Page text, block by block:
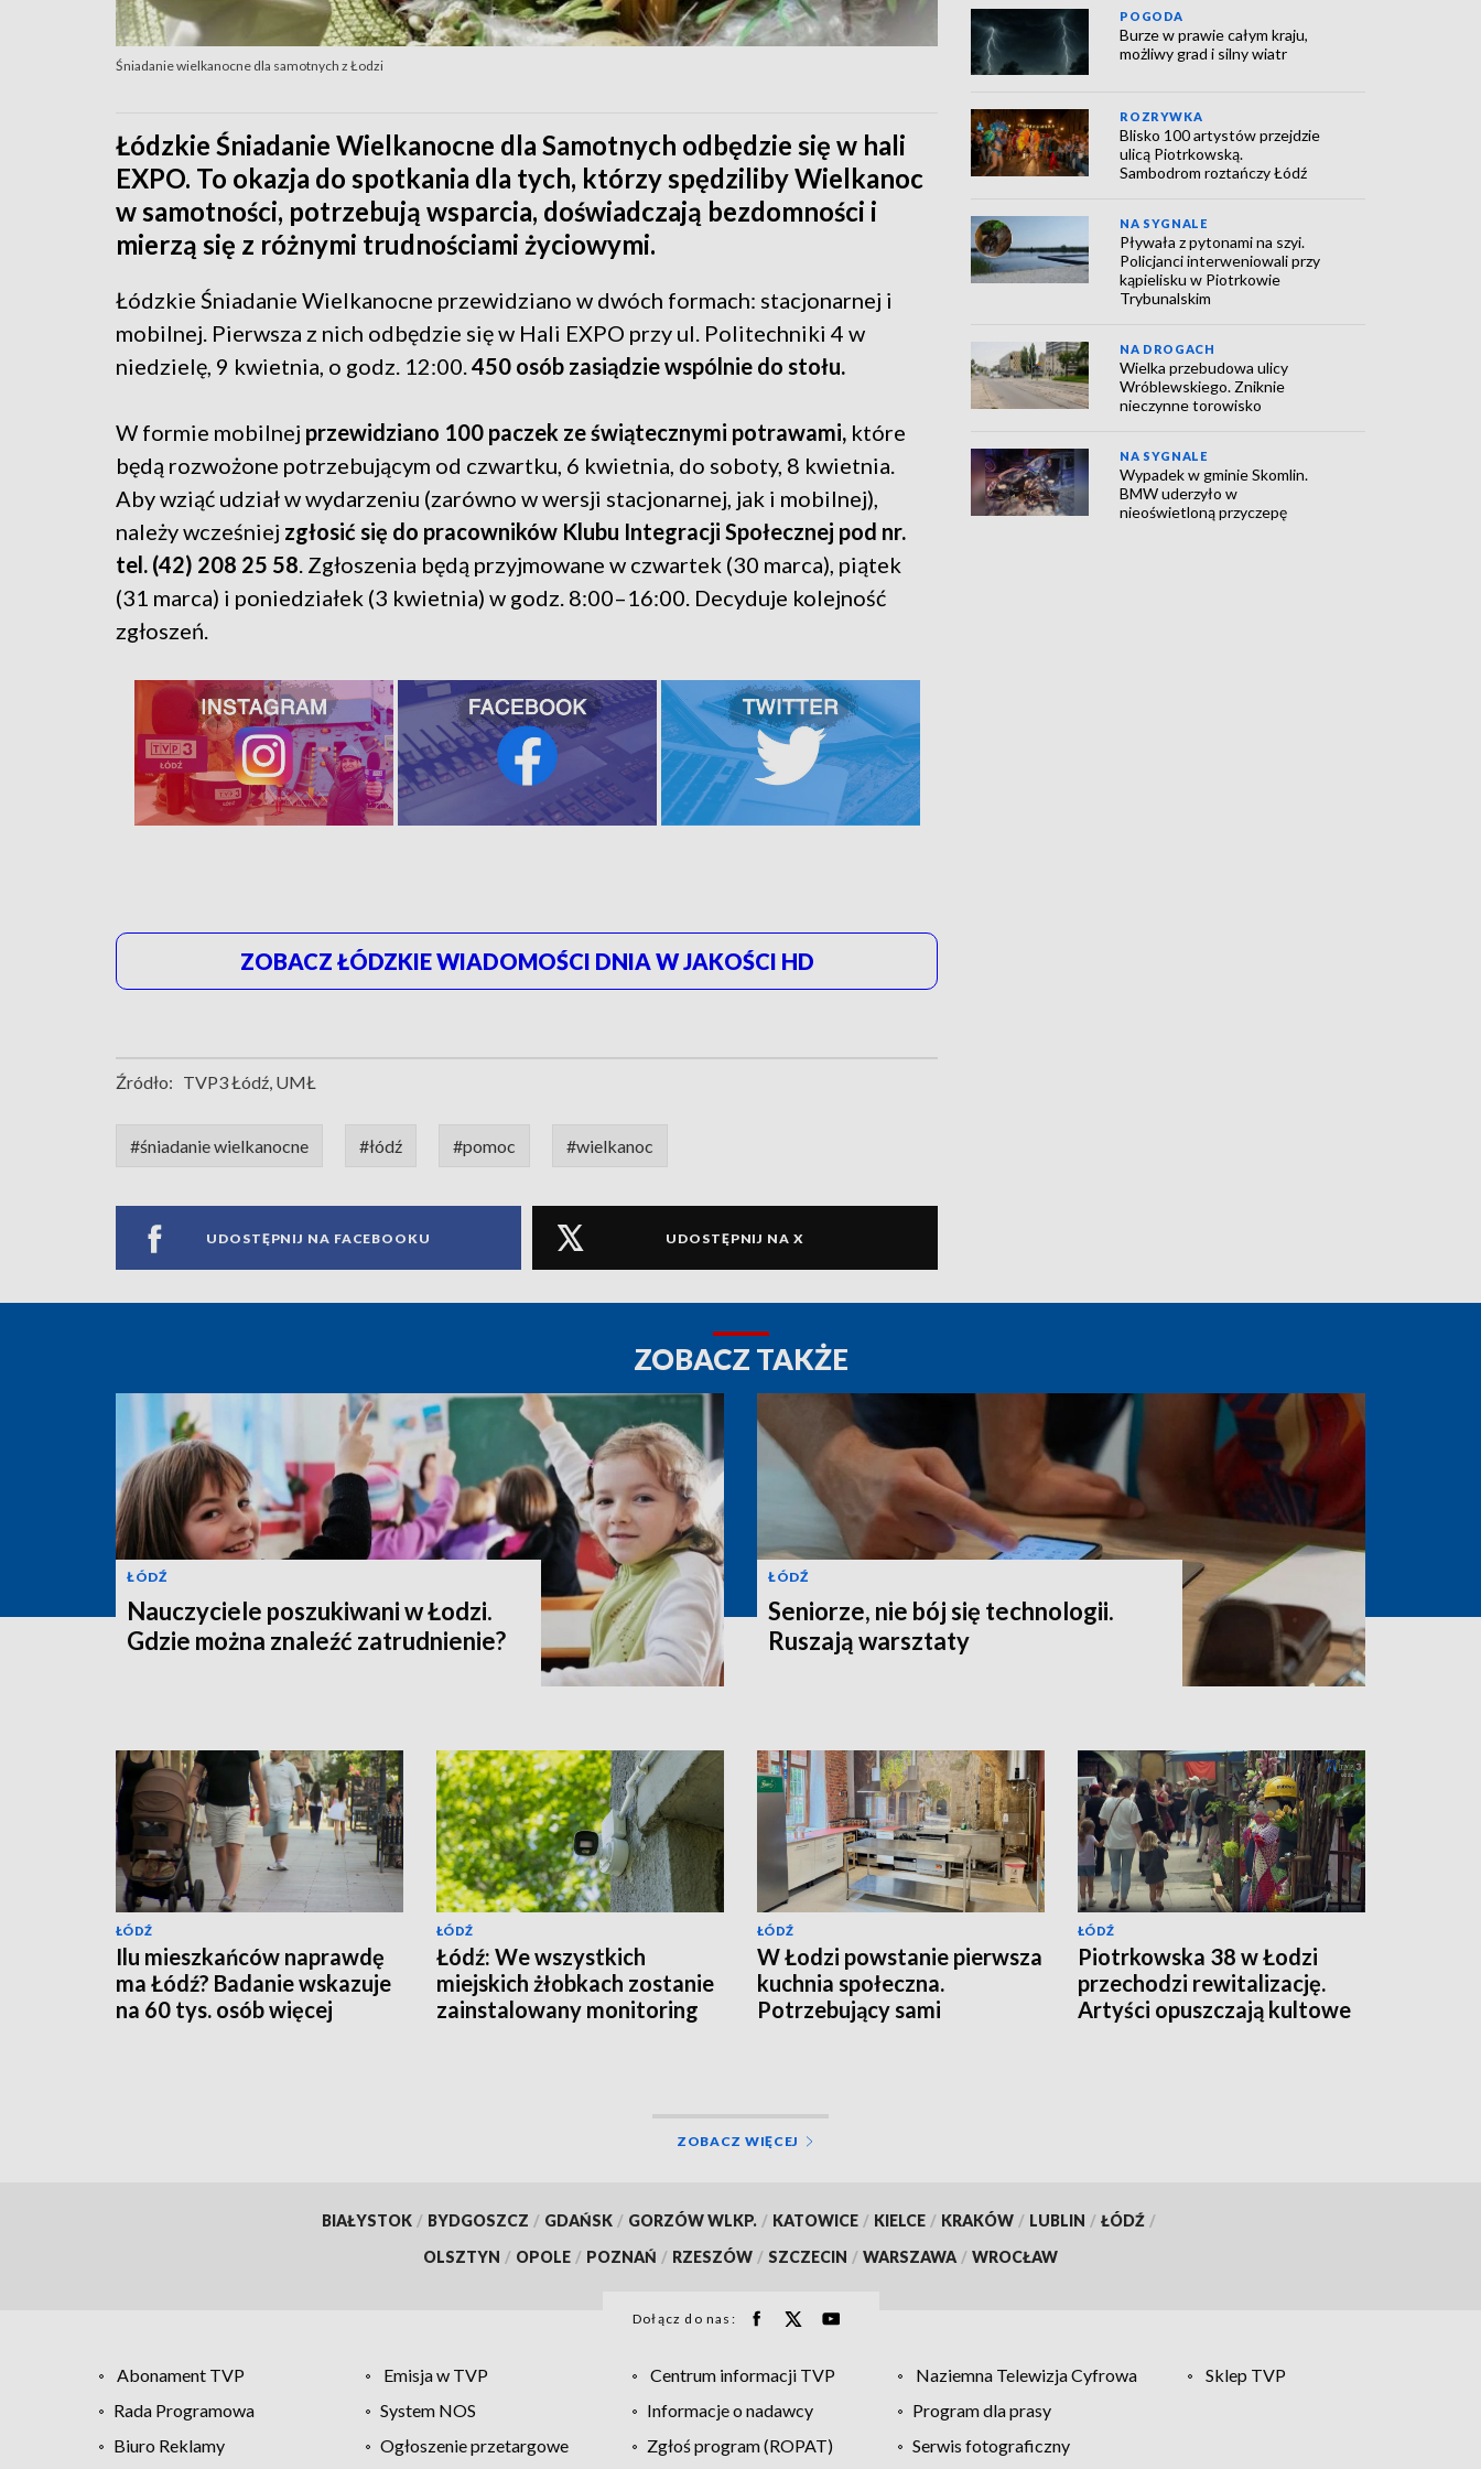
Śniadanie wielkanocne dla samotnych z Łodzi
Łódzkie Śniadanie Wielkanocne dla Samotnych odbędzie się w hali
EXPO. To okazja do spotkania dla tych, którzy spędziliby Wielkanoc
w samotności, potrzebują wsparcia, doświadczają bezdomności i
mierzą się z różnymi trudnościami życiowymi.
Łódzkie Śniadanie Wielkanocne przewidziano w dwóch formach: stacjonarnej i
mobilnej. Pierwsza z nich odbędzie się w Hali EXPO przy ul. Politechniki 4 w
niedzielę, 9 kwietnia, o godz. 12:00. 450 osób zasiądzie wspólnie do stołu.
W formie mobilnej przewidziano 100 paczek ze świątecznymi potrawami, które
będą rozwożone potrzebującym od czwartku, 6 kwietnia, do soboty, 8 kwietnia.
Aby wziąć udział w wydarzeniu (zarówno w wersji stacjonarnej, jak i mobilnej),
należy wcześniej zgłosić się do pracowników Klubu Integracji Społecznej pod nr.
tel. (42) 208 25 58 . Zgłoszenia będą przyjmowane w czwartek (30 marca), piątek
(31 marca) i poniedziałek (3 kwietnia) w godz. 8:00–16:00. Decyduje kolejność
zgłoszeń.
ZOBACZ ŁÓDZKIE WIADOMOŚCI DNIA W JAKOŚCI HD
Źródło: TVP3 Łódź, UMŁ
#śniadanie wielkanocne #łódź #pomoc #wielkanoc
UDOSTĘPNIJ NA FACEBOOKU UDOSTĘPNIJ NA X
POGODA
Burze w prawie całym kraju,
możliwy grad i silny wiatr
ROZRYWKA
Blisko 100 artystów przejdzie
ulicą Piotrkowską.
Sambodrom roztańczy Łódź
NA SYGNALE
Pływała z pytonami na szyi.
Policjanci interweniowali przy
kąpielisku w Piotrkowie
Trybunalskim
NA DROGACH
Wielka przebudowa ulicy
Wróblewskiego. Zniknie
nieczynne torowisko
NA SYGNALE
Wypadek w gminie Skomlin.
BMW uderzyło w
nieoświetloną przyczepę
ZOBACZ TAKŻE
ŁÓDŹ
Nauczyciele poszukiwani w Łodzi.
Gdzie można znaleźć zatrudnienie?
ŁÓDŹ
Seniorze, nie bój się technologii.
Ruszają warsztaty
ŁÓDŹ
Ilu mieszkańców naprawdę
ma Łódź? Badanie wskazuje
na 60 tys. osób więcej
ŁÓDŹ
Łódź: We wszystkich
miejskich żłobkach zostanie
zainstalowany monitoring
ŁÓDŹ
W Łodzi powstanie pierwsza
kuchnia społeczna.
Potrzebujący sami
ŁÓDŹ
Piotrkowska 38 w Łodzi
przechodzi rewitalizację.
Artyści opuszczają kultowe
ZOBACZ WIĘCEJ
BIAŁYSTOK / BYDGOSZCZ / GDAŃSK / GORZÓW WLKP. / KATOWICE / KIELCE / KRAKÓW / LUBLIN / ŁÓDŹ /
OLSZTYN / OPOLE / POZNAŃ / RZESZÓW / SZCZECIN / WARSZAWA / WROCŁAW
Dołącz do nas:
Abonament TVP Emisja w TVP Centrum informacji TVP Naziemna Telewizja Cyfrowa
Sklep TVP
Rada Programowa
System NOS Informacje o nadawcy
Program dla prasy
Biuro Reklamy
Ogłoszenie przetargowe Zgłoś program (ROPAT) Serwis fotograficzny